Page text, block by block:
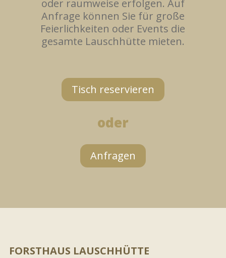
oder raumweise erfolgen. Auf
Anfrage können Sie für große
Feierlichkeiten oder Events die
gesamte Lauschhütte mieten.
Tisch reservieren
oder
Anfragen
FORSTHAUS LAUSCHHÜTTE